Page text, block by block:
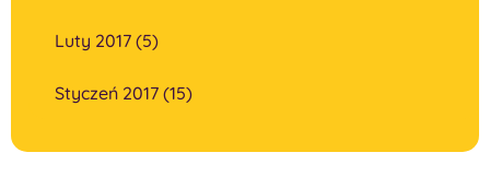
Luty 2017 (5)
Styczeń 2017 (15)